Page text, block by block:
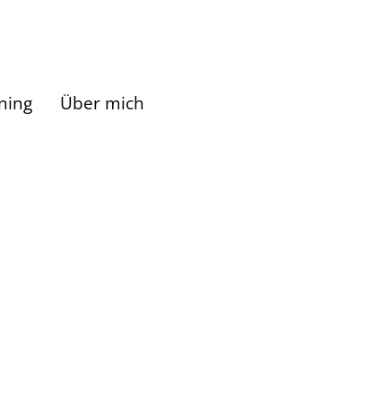
Über mich